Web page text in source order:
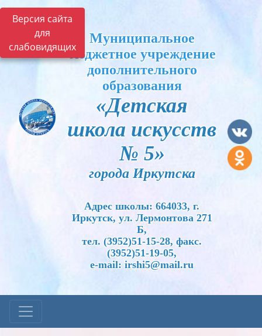
Версия сайта
для
слабовидящих
Муниципальное
бюджетное учреждение
дополнительного
образования
«Детская
школа искусств
№ 5»
города Иркутска
Адрес школы: 664033, г.
Иркутск, ул. Лермонтова 271
Б,
тел. (3952)51-15-28, факс.
(3952)51-19-05,
e-mail: irshi5@mail.ru